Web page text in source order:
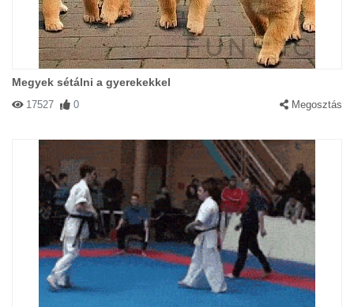
Megyek sétálni a gyerekekkel
17527 0 Megosztás